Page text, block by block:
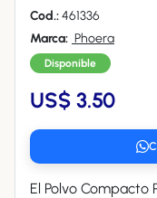
Cod.:461336
Marca: Phoera
Disponible
US$ 3.50
El Polvo Compacto